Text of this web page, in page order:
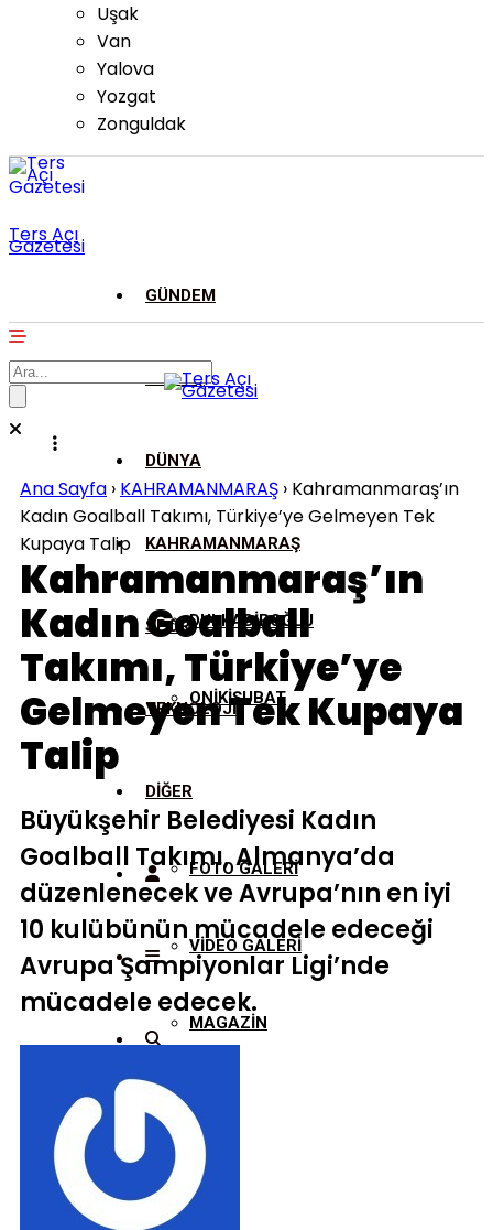
Uşak
Van
Yalova
Yozgat
Zonguldak
Ters Açı
Gazetesi
GÜNDEM
ASAYİŞ
DÜNYA
KAHRAMANMARAŞ
DULKADİROĞLU
ONİKİŞUBAT
SPOR
TEKNOLOJİ
DİĞER
FOTO GALERİ
VİDEO GALERİ
MAGAZİN
Ana Sayfa › KAHRAMANMARAŞ › Kahramanmaraş’ın
Kadın Goalball Takımı, Türkiye’ye Gelmeyen Tek
Kupaya Talip
Kahramanmaraş’ın
Kadın Goalball
Takımı, Türkiye’ye
Gelmeyen Tek Kupaya
Talip
Büyükşehir Belediyesi Kadın
Goalball Takımı, Almanya’da
düzenlenecek ve Avrupa’nın en iyi
10 kulübünün mücadele edeceği
Avrupa Şampiyonlar Ligi’nde
mücadele edecek.